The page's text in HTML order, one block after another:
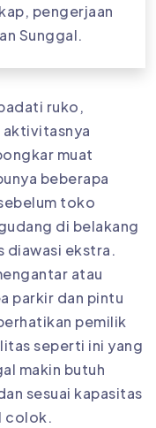
pengerjaan
Sunggal.
ruko,
muat
beberapa
toko
di belakang
diawasi ekstra.
atau
parkir dan pintu
pemilik
seperti ini yang
makin butuh
sesuai kapasitas
colok.